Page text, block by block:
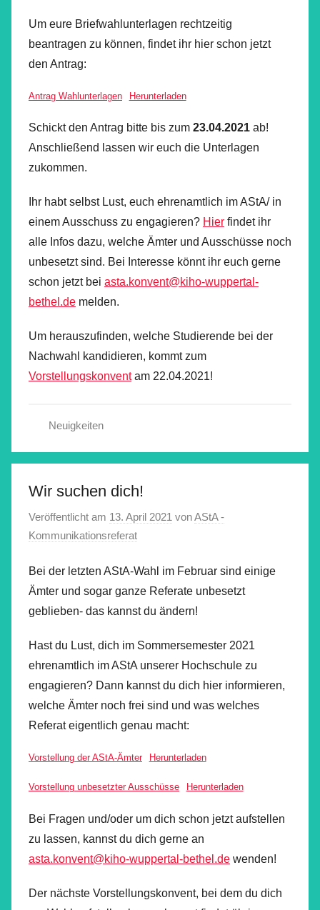
Um eure Briefwahlunterlagen rechtzeitig
beantragen zu können, findet ihr hier schon jetzt
den Antrag:
Antrag Wahlunterlagen Herunterladen
Schickt den Antrag bitte bis zum 23.04.2021 ab!
Anschließend lassen wir euch die Unterlagen
zukommen.
Ihr habt selbst Lust, euch ehrenamtlich im AStA/ in
einem Ausschuss zu engagieren? Hier findet ihr
alle Infos dazu, welche Ämter und Ausschüsse noch
unbesetzt sind. Bei Interesse könnt ihr euch gerne
schon jetzt bei asta.konvent@kiho-wuppertal-
bethel.de melden.
Um herauszufinden, welche Studierende bei der
Nachwahl kandidieren, kommt zum
Vorstellungskonventam 22.04.2021!
Neuigkeiten
Wir suchen dich!
Veröffentlicht am 13. April 2021 vonAStA -
Kommunikationsreferat
Bei der letzten AStA-Wahl im Februar sind einige
Ämter und sogar ganze Referate unbesetzt
geblieben- das kannst du ändern!
Hast du Lust, dich im Sommersemester 2021
ehrenamtlich im AStA unserer Hochschule zu
engagieren? Dann kannst du dich hier informieren,
welche Ämter noch frei sind und was welches
Referat eigentlich genau macht:
Vorstellung der AStA-Ämter Herunterladen
Vorstellung unbesetzter Ausschüsse Herunterladen
Bei Fragen und/oder um dich schon jetzt aufstellen
zu lassen, kannst du dich gerne an
asta.konvent@kiho-wuppertal-bethel.de wenden!
Der nächste Vorstellungskonvent, bei dem du dich